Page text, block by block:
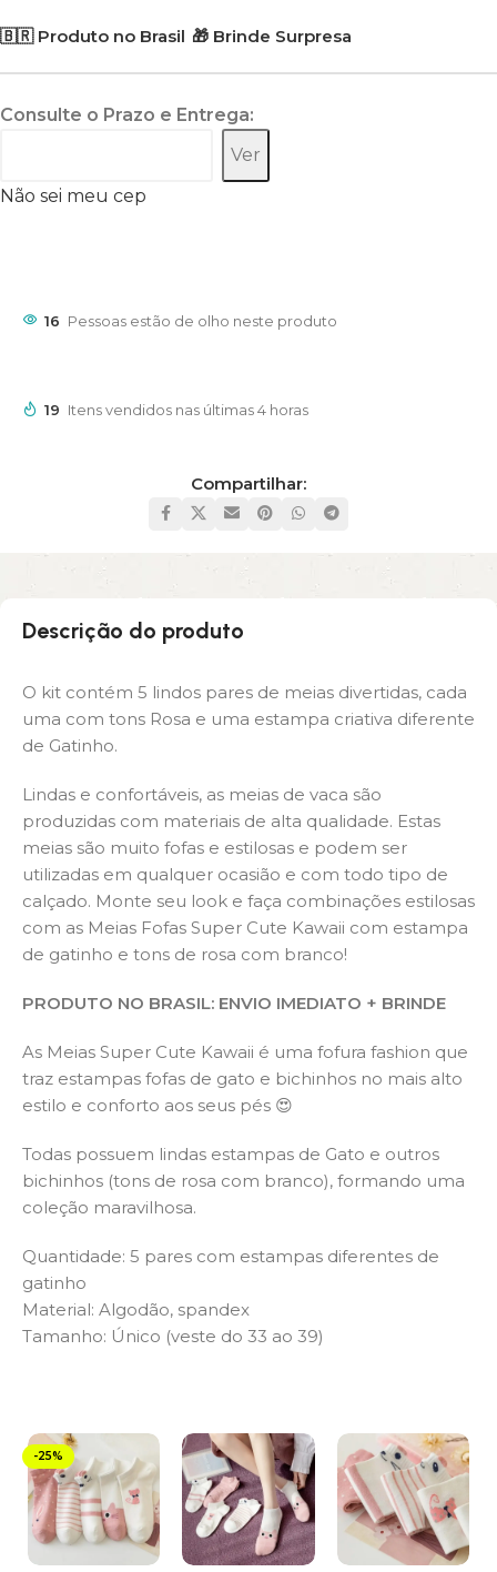
🇧🇷 Produto no Brasil 🎁 Brinde Surpresa
Consulte o Prazo e Entrega:
Ver
Não sei meu cep
16 Pessoas estão de olho neste produto
19 Itens vendidos nas últimas 4 horas
Compartilhar:
Descrição do produto
O kit contém 5 lindos pares de meias divertidas, cada
uma com tons Rosa e uma estampa criativa diferente
de Gatinho.
Lindas e confortáveis, as meias de vaca são
produzidas com materiais de alta qualidade. Estas
meias são muito fofas e estilosas e podem ser
utilizadas em qualquer ocasião e com todo tipo de
calçado. Monte seu look e faça combinações estilosas
com as Meias Fofas Super Cute Kawaii com estampa
de gatinho e tons de rosa com branco!
PRODUTO NO BRASIL: ENVIO IMEDIATO + BRINDE
As Meias Super Cute Kawaii é uma fofura fashion que
traz estampas fofas de gato e bichinhos no mais alto
estilo e conforto aos seus pés 😍
Todas possuem lindas estampas de Gato e outros
bichinhos (tons de rosa com branco), formando uma
coleção maravilhosa.
Quantidade: 5 pares com estampas diferentes de
gatinho
Material: Algodão, spandex
Tamanho: Único (veste do 33 ao 39)
-25%